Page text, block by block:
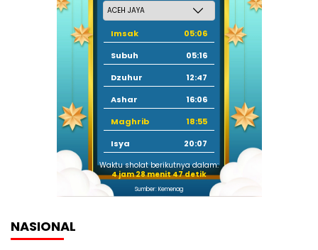
Imsak
05:06
Subuh
05:16
Dzuhur
12:47
Ashar
16:06
Maghrib
18:55
Isya
20:07
Waktu sholat berikutnya dalam:
4 jam 28 menit 47 detik
Sumber: Kemenag
NASIONAL